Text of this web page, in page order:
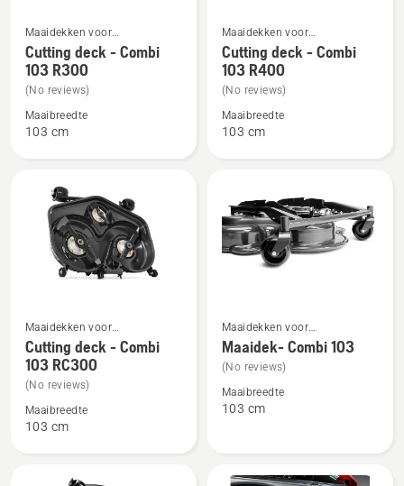
Bekijk
meer
details
over
Cutting
deck
103 R300
Maaidekken voor
frontzitmaaiers voor
thuisgebruik
Cutting deck - Combi
103 R300
(No reviews)
Maaibreedte
103 cm
Bekijk
meer
details
over
Cutting
deck
103 R400
Maaidekken voor
frontzitmaaiers voor
thuisgebruik
Cutting deck - Combi
103 R400
(No reviews)
Maaibreedte
103 cm
Bekijk
meer
details
over
Cutting
deck
Maaidekken voor
frontzitmaaiers voor
thuisgebruik
Cutting deck - Combi
103 RC300
(No reviews)
Maaibreedte
103 cm
Bekijk
meer
details
over
Maaidek-
Maaidekken voor
frontzitmaaiers voor
thuisgebruik
Maaidek- Combi 103
(No reviews)
Maaibreedte
103 cm